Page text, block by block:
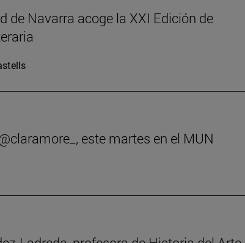
de Navarra acoge la XXI Edición de
este martes en el MUN